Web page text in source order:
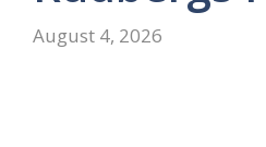
August 4, 2026